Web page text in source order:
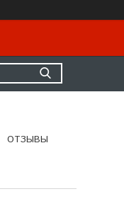
ОТЗЫВЫ